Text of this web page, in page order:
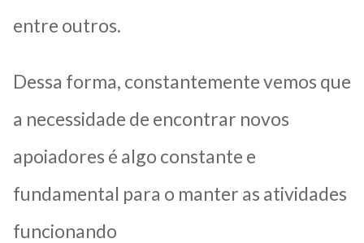
entre outros.
Dessa forma, constantemente vemos que
a necessidade de encontrar novos
apoiadores é algo constante e
fundamental para o manter as atividades
funcionando